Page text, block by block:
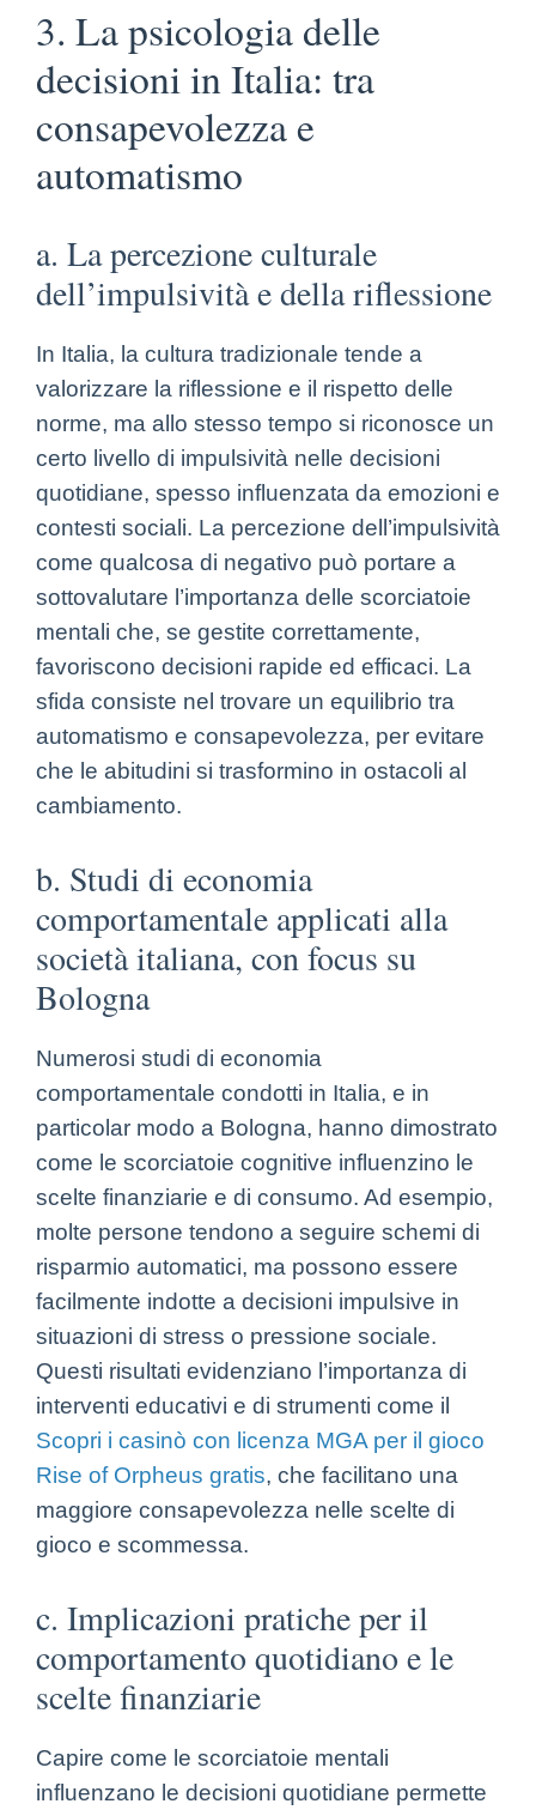
3. La psicologia delle
decisioni in Italia: tra
consapevolezza e
automatismo
a. La percezione culturale
dell’impulsività e della riflessione
In Italia, la cultura tradizionale tende a
valorizzare la riflessione e il rispetto delle
norme, ma allo stesso tempo si riconosce un
certo livello di impulsività nelle decisioni
quotidiane, spesso influenzata da emozioni e
contesti sociali. La percezione dell’impulsività
come qualcosa di negativo può portare a
sottovalutare l’importanza delle scorciatoie
mentali che, se gestite correttamente,
favoriscono decisioni rapide ed efficaci. La
sfida consiste nel trovare un equilibrio tra
automatismo e consapevolezza, per evitare
che le abitudini si trasformino in ostacoli al
cambiamento.
b. Studi di economia
comportamentale applicati alla
società italiana, con focus su
Bologna
Numerosi studi di economia
comportamentale condotti in Italia, e in
particolar modo a Bologna, hanno dimostrato
come le scorciatoie cognitive influenzino le
scelte finanziarie e di consumo. Ad esempio,
molte persone tendono a seguire schemi di
risparmio automatici, ma possono essere
facilmente indotte a decisioni impulsive in
situazioni di stress o pressione sociale.
Questi risultati evidenziano l’importanza di
interventi educativi e di strumenti come il
Scopri i casinò con licenza MGA per il gioco
Rise of Orpheus gratis, che facilitano una
maggiore consapevolezza nelle scelte di
gioco e scommessa.
c. Implicazioni pratiche per il
comportamento quotidiano e le
scelte finanziarie
Capire come le scorciatoie mentali
influenzano le decisioni quotidiane permette